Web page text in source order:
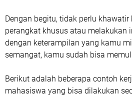
Dengan begitu, tidak perlu khawatir
perangkat khusus atau melakukan
dengan keterampilan yang kamu
semangat, kamu sudah bisa
Berikut adalah beberapa contoh
mahasiswa yang bisa dilakukan